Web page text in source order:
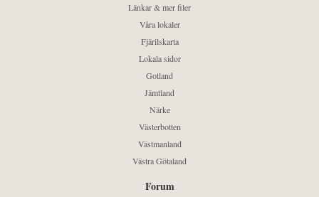
Länkar & mer filer
Våra lokaler
Fjärilskarta
Lokala sidor
Gotland
Jämtland
Närke
Västerbotten
Västmanland
Västra Götaland
Forum